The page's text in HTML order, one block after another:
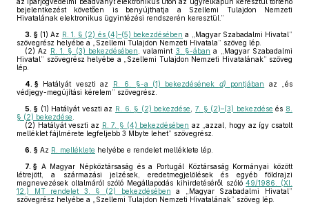
bejelentkezést követően is benyújthatja a Szellemi Tulajdon Nemzeti
Hivatalának elektronikus ügyintézési rendszerén keresztül.”
3. § (1) Az R. 1. § (2) és (4)–(5) bekezdésében a „Magyar Szabadalmi Hivatal”
szövegrész helyébe a „Szellemi Tulajdon Nemzeti Hivatala” szöveg lép.
(2) Az R. 1. § (3) bekezdésében , valamint 3. §-ában a „Magyar Szabadalmi
Hivatal” szövegrész helyébe a „Szellemi Tulajdon Nemzeti Hivatalának” szöveg
lép.
4. § Hatályát veszti az R. 6. §-a (1) bekezdésének d) pontjában az „és
védjegy-megújítási kérelem” szövegrész.
5. § (1) Hatályát veszti az R. 6. § (2) bekezdése ,7. § (2)–(3) bekezdése és 8.
§ (2) bekezdése
(2) Hatályát veszti az R. 7. § (4) bekezdésében az „azzal, hogy az így csatolt
melléklet fájlmérete legfeljebb 3 Mbyte lehet” szövegrész.
6. § Az R. melléklete helyébe e rendelet melléklete lép.
7. § A Magyar Népköztársaság és a Portugál Köztársaság Kormányai között
létrejött, a származási jelzések, eredetmegjelölések és egyéb földrajzi
megnevezések oltalmáról szóló Megállapodás kihirdetéséről szóló49/1986. (XI.
12.) MT rendelet 3. § (2) bekezdésében a „Magyar Szabadalmi Hivatal”
szövegrész helyébe a „Szellemi Tulajdon Nemzeti Hivatalának” szöveg lép.